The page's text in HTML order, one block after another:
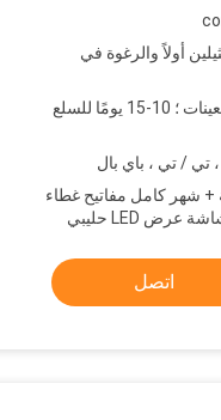
أولاً والرغوة في
4-5 أيام لصنع العينات ؛ 10-15 يومًا للسلع
تي / تي ، باي بال
+ شهر كامل مفاتيح غطاء
اتصل